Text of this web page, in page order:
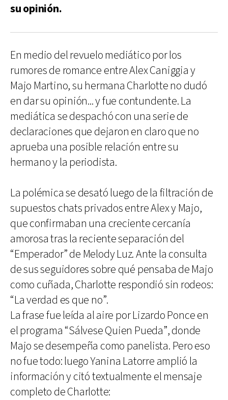
su opinión.
En medio del revuelo mediático por los
rumores de romance entre Alex Caniggia y
Majo Martino, su hermana Charlotte no dudó
en dar su opinión... y fue contundente. La
mediática se despachó con una serie de
declaraciones que dejaron en claro que no
aprueba una posible relación entre su
hermano y la periodista.
La polémica se desató luego de la filtración de
supuestos chats privados entre Alex y Majo,
que confirmaban una creciente cercanía
amorosa tras la reciente separación del
“Emperador” de Melody Luz. Ante la consulta
de sus seguidores sobre qué pensaba de Majo
como cuñada, Charlotte respondió sin rodeos:
“La verdad es que no”.
La frase fue leída al aire por Lizardo Ponce en
el programa “Sálvese Quien Pueda”, donde
Majo se desempeña como panelista. Pero eso
no fue todo: luego Yanina Latorre amplió la
información y citó textualmente el mensaje
completo de Charlotte: